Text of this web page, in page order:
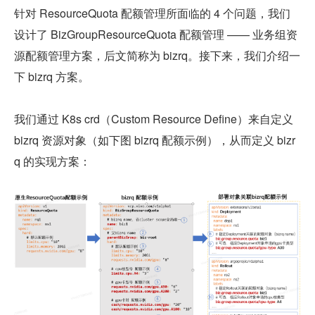
针对 ResourceQuota 配额管理所面临的 4 个问题，我们
设计了 BizGroupResourceQuota 配额管理 —— 业务组资
源配额管理方案，后文简称为 bizrq。接下来，我们介绍一
下 bizrq 方案。
我们通过 K8s crd（Custom Resource Define）来自定义
bizrq 资源对象（如下图 bizrq 配额示例），从而定义 bizr
q 的实现方案：